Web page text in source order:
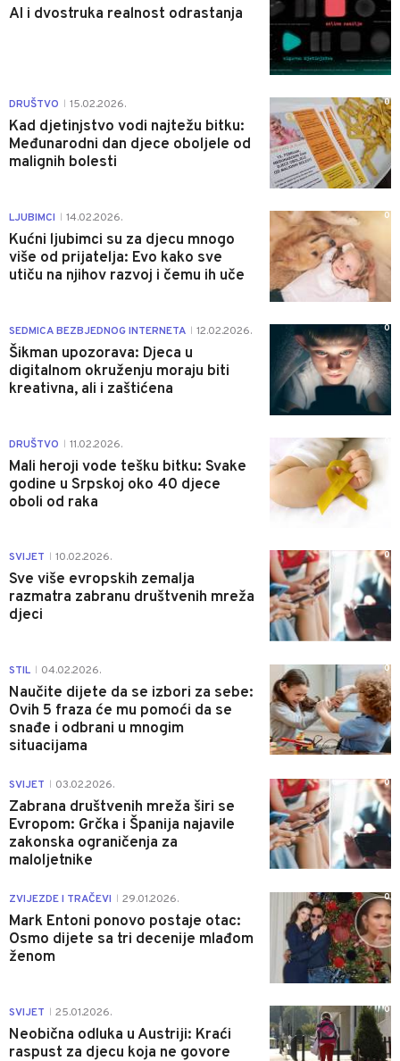
AI i dvostruka realnost odrastanja
DRUŠTVO 15.02.2026.
Kad djetinjstvo vodi najtežu bitku:
Međunarodni dan djece oboljele od
malignih bolesti
0
LJUBIMCI 14.02.2026.
Kućni ljubimci su za djecu mnogo
više od prijatelja: Evo kako sve
utiču na njihov razvoj i čemu ih uče
0
SEDMICA BEZBJEDNOG INTERNETA 12.02.2026.
Šikman upozorava: Djeca u
digitalnom okruženju moraju biti
kreativna, ali i zaštićena
0
DRUŠTVO 11.02.2026.
Mali heroji vode tešku bitku: Svake
godine u Srpskoj oko 40 djece
oboli od raka
SVIJET 10.02.2026.
Sve više evropskih zemalja
razmatra zabranu društvenih mreža
djeci
0
STIL 04.02.2026.
Naučite dijete da se izbori za sebe:
Ovih 5 fraza će mu pomoći da se
snađe i odbrani u mnogim
situacijama
0
SVIJET 03.02.2026.
Zabrana društvenih mreža širi se
Evropom: Grčka i Španija najavile
zakonska ograničenja za
maloljetnike
0
ZVIJEZDE I TRAČEVI 29.01.2026.
Mark Entoni ponovo postaje otac:
Osmo dijete sa tri decenije mlađom
ženom
0
SVIJET 25.01.2026.
Neobična odluka u Austriji: Kraći
raspust za djecu koja ne govore
0